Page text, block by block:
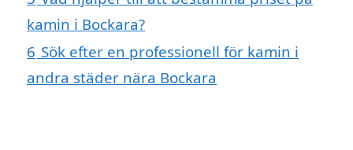
kamin i Bockara?
6 Sök efter en professionell för kamin i
andra städer nära Bockara